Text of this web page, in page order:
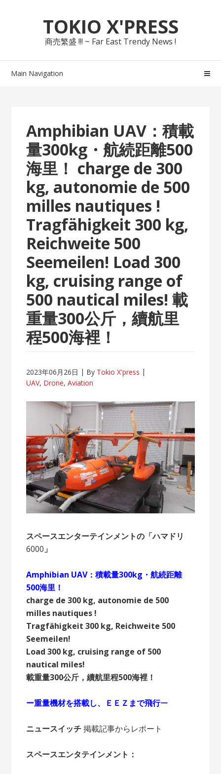
navigationTOKIO X'PRESS
商売繁盛 !!! ~ Far East Trendy News !
Main Navigation
Amphibian UAV：積載
量300kg・航続距離500
海里！ charge de 300
kg, autonomie de 500
milles nautiques !
Tragfähigkeit 300 kg,
Reichweite 500
Seemeilen! Load 300
kg, cruising range of
500 nautical miles! 載
重量300公斤，續航里
程500海裡！
2023年06月26日 By Tokio X'press
UAV, Drone,Aviation
スペースエンターテインメントの「ハマドリ
6000」
Amphibian UAV：積載量300kg・航続距離
500海里！
charge de 300 kg, autonomie de 500
milles nautiques !
Tragfähigkeit 300 kg, Reichweite 500
Seemeilen!
Load 300 kg, cruising range of 500
nautical miles!
載重量300公斤，續航里程500海裡！
ー重量機材を搭載し、ＥＥＺまで飛行ー
ニュースイッチ掲載記事からレポート
スペースエンタテインメント：